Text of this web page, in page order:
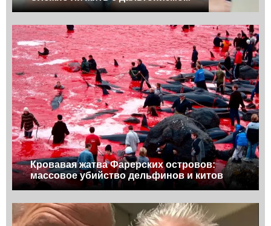
Кровавая жатва Фарерских островов:
массовое убийство дельфинов и китов